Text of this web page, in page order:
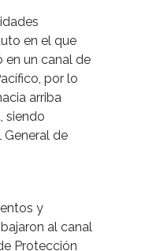
en el que
en un canal de
por lo
arriba
siendo
de
y
al canal
Protección